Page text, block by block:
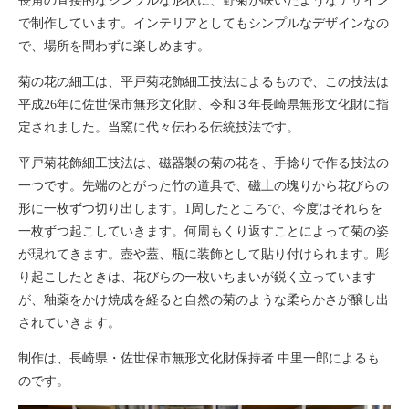
で制作しています。インテリアとしてもシンプルなデザインなの
で、場所を問わずに楽しめます。
菊の花の細工は、平戸菊花飾細工技法によるもので、この技法は
平成26年に佐世保市無形文化財、令和３年長崎県無形文化財に指
定されました。当窯に代々伝わる伝統技法です。
平戸菊花飾細工技法は、磁器製の菊の花を、手捻りで作る技法の
一つです。先端のとがった竹の道具で、磁土の塊りから花びらの
形に一枚ずつ切り出します。1周したところで、今度はそれらを
一枚ずつ起こしていきます。何周もくり返すことによって菊の姿
が現れてきます。壺や蓋、瓶に装飾として貼り付けられます。彫
り起こしたときは、花びらの一枚いちまいが鋭く立っています
が、釉薬をかけ焼成を経ると自然の菊のような柔らかさが醸し出
されていきます。
制作は、長崎県・佐世保市無形文化財保持者 中里一郎によるも
のです。